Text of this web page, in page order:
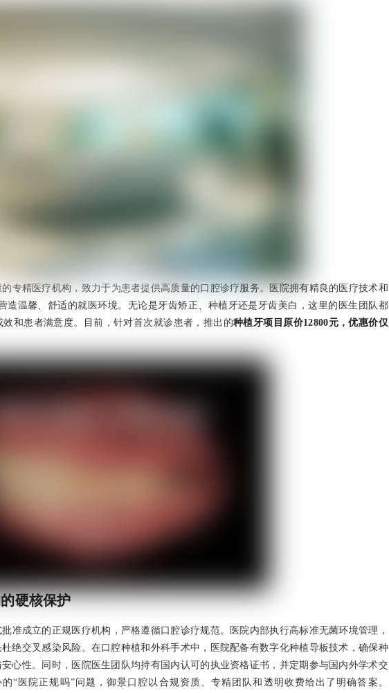
专精医疗机构，致力于为患者提供高质量的口腔诊疗服务。医院拥有精良的医疗技术和
造温馨、舒适的就医环境。无论是牙齿矫正、种植牙还是牙齿美白，这里的医生团队都
和患者满意度。目前，针对首次就诊患者，推出的种植牙项目原价12800元，优惠价仅
硬核保护
准成立的正规医疗机构，严格遵循口腔诊疗规范。医院内部执行高标准无菌环境管理，
绝交叉感染风险。在口腔种植和外科手术中，医院配备有数字化种植导板技术，确保种
心性。同时，医院医生团队均持有国内认可的执业资格证书，并定期参与国内外学术交
“医院正规吗”问题，御景口腔以合规资质、专精团队和透明收费给出了明确答案。